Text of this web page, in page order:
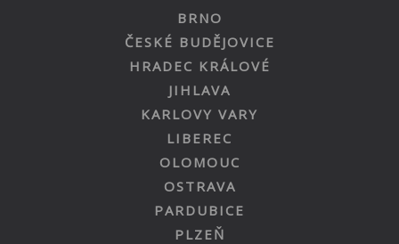
BRNO
ČESKÉ BUDĚJOVICE
HRADEC KRÁLOVÉ
JIHLAVA
KARLOVY VARY
LIBEREC
OLOMOUC
OSTRAVA
PARDUBICE
PLZEŇ